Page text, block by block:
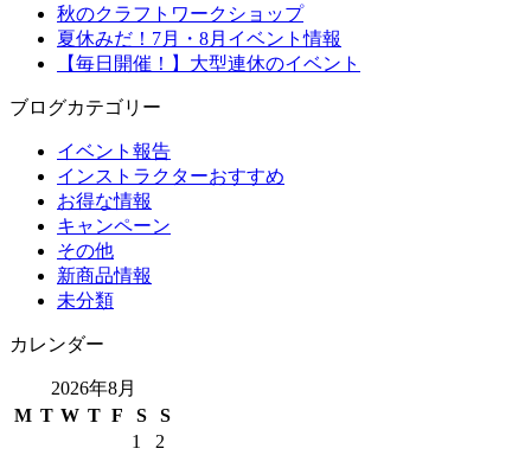
秋のクラフトワークショップ
夏休みだ！7月・8月イベント情報
【毎日開催！】大型連休のイベント
ブログカテゴリー
イベント報告
インストラクターおすすめ
お得な情報
キャンペーン
その他
新商品情報
未分類
カレンダー
2026年8月
M T W T F S
S
1
2